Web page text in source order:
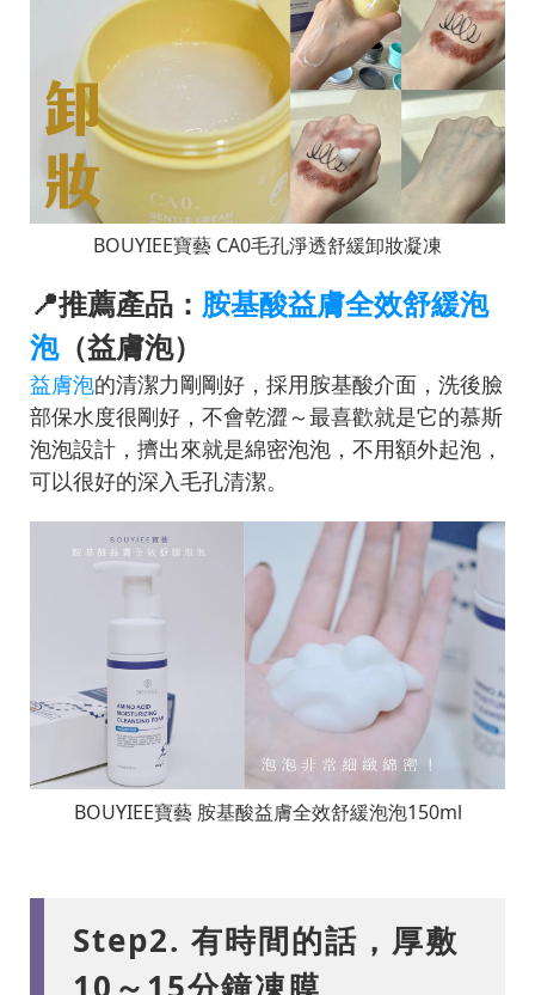
BOUYIEE寶藝 CA0毛孔淨透舒緩卸妝凝凍
📍推薦產品： 胺基酸益膚全效舒緩泡
泡（益膚泡）
益膚泡的清潔力剛剛好，採用胺基酸介面，洗後臉
部保水度很剛好，不會乾澀～最喜歡就是它的慕斯
泡泡設計，擠出來就是綿密泡泡，不用額外起泡，
可以很好的深入毛孔清潔。
BOUYIEE寶藝 胺基酸益膚全效舒緩泡泡150ml
Step2. 有時間的話，厚敷
10～15分鐘凍膜